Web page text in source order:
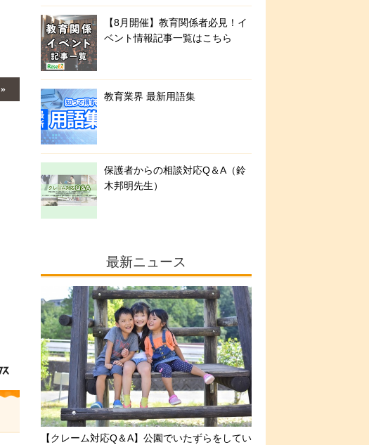
【8月開催】教育関係者必見！イ
ベント情報記事一覧はこちら
教育業界 最新用語集
保護者からの相談対応Q＆A（鈴
木邦明先生）
最新ニュース
【クレーム対応Q＆A】公園でいたずらをしてい